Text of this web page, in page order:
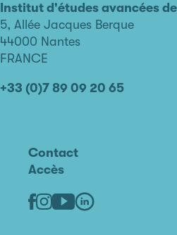
avancées
de
Nantes
Institut d'études avancées
5, Allée Jacques Berque
44000 Nantes
FRANCE
+33 (0)7 89 09 20 65
Contact
Accès
Facebook
Instagram
Youtube
Linkedin